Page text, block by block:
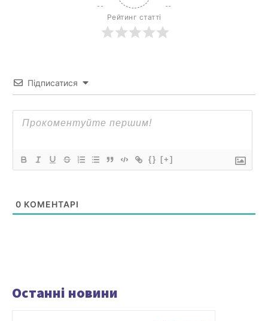
Рейтинг статті
Підписатися
{} [+]
0 КОМЕНТАРІ
Останні новини